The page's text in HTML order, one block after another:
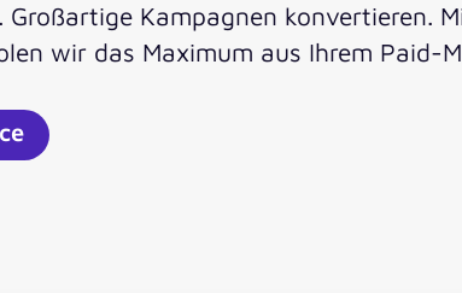
Großartige Kampagnen
wir das Maximum aus Ihrem Paid-